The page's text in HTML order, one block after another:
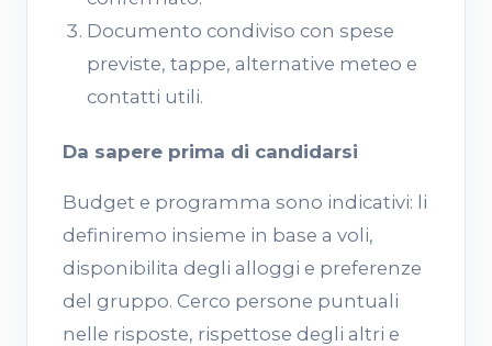
Documento condiviso con spese
previste, tappe, alternative meteo e
contatti utili.
Da sapere prima di candidarsi
Budget e programma sono indicativi: li
definiremo insieme in base a voli,
disponibilita degli alloggi e preferenze
del gruppo. Cerco persone puntuali
nelle risposte, rispettose degli altri e